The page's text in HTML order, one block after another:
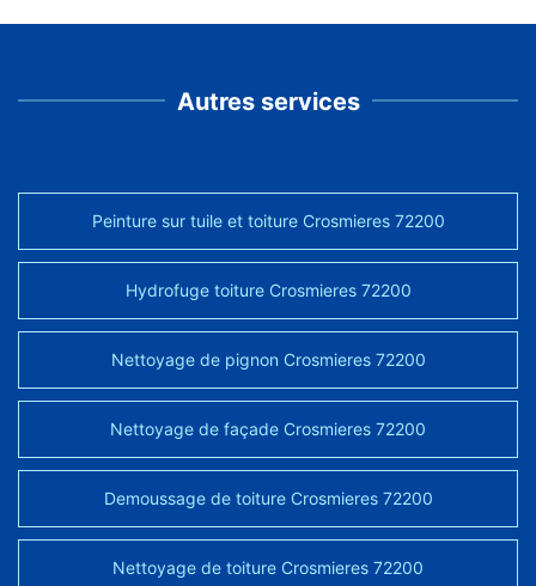
Autres services
Peinture sur tuile et toiture Crosmieres 72200
Hydrofuge toiture Crosmieres 72200
Nettoyage de pignon Crosmieres 72200
Nettoyage de façade Crosmieres 72200
Demoussage de toiture Crosmieres 72200
Nettoyage de toiture Crosmieres 72200